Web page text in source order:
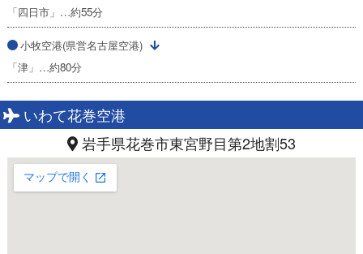
「四日市」…約55分
小牧空港(県営名古屋空港)
「津」…約80分
いわて花巻空港
岩手県花巻市東宮野目第2地割53